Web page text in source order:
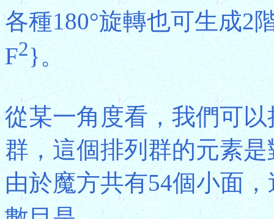
各種180°旋轉也可生成2
F2}。
從某一角度看，我們可
群，這個排列群的元素
由於魔方共有54個小面